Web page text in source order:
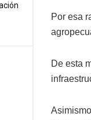
Por esa
De esta